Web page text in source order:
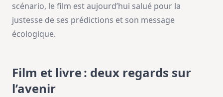
scénario, le film est aujourd’hui salué pour la
justesse de ses prédictions et son message
écologique.
Film et livre : deux regards sur
l’avenir